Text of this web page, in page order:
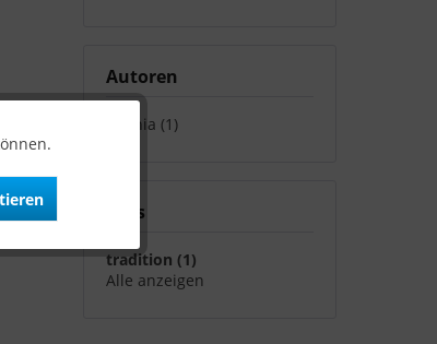
Autoren
Sophia (1)
Tags
tradition (1)
Alle anzeigen